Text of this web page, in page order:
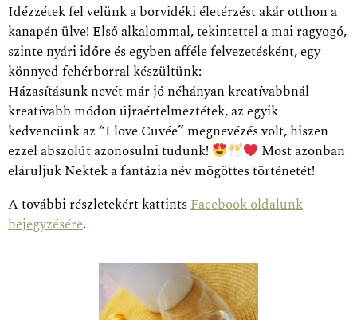
Idézzétek fel velünk a borvidéki életérzést akár otthon a
kanapén ülve! Első alkalommal, tekintettel a mai ragyogó,
szinte nyári időre és egyben afféle felvezetésként, egy
könnyed fehérborral készültünk:
Házasításunk nevét már jó néhányan kreatívabbnál
kreatívabb módon újraértelmeztétek, az egyik
kedvencünk az “I love Cuvée” megnevézés volt, hiszen
ezzel abszolút azonosulni tudunk!
Most azonban
eláruljuk Nektek a fantázia név mögöttestörténetét!
A további részletekért kattintsFacebook oldalunk
bejegyzésére.